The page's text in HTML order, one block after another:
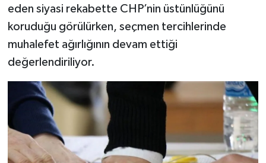
eden siyasi rekabette CHP’nin üstünlüğünü
koruduğu görülürken, seçmen tercihlerinde
muhalefet ağırlığının devam ettiği
değerlendiriliyor.